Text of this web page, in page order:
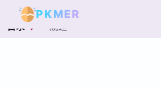
PKMER
目录 概述